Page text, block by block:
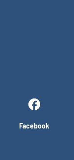
Facebook